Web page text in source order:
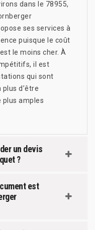
dans le 78955,
ses services à
puisque le coût
le moins cher. À
il est
qui sont
d’être
plus amples
un devis
?
est